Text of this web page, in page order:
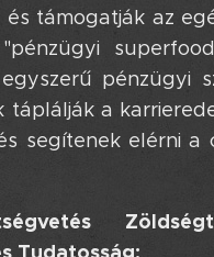
támogatják az
pénzügyi
táplálják a
segítenek elérni a